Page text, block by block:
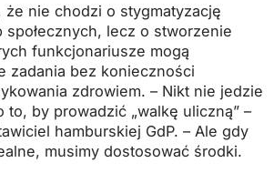
że nie chodzi o stygmatyzację
lecz o stworzenie
funkcjonariusze mogą
zadania bez konieczności
zdrowiem. – Nikt nie jedzie
to, by prowadzić „walkę uliczną” –
hamburskiej GdP. – Ale gdy
musimy dostosować środki.